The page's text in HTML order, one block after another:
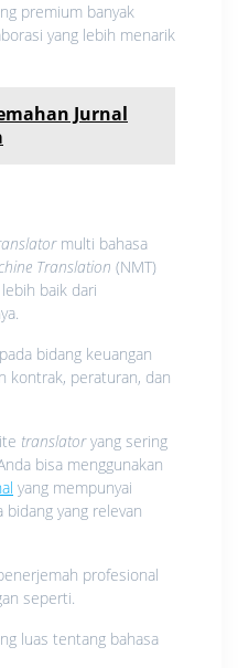
premium banyak
yang lebih menarik
Jurnal
multi bahasa
Translation (NMT)
baik dari
bidang keuangan
kontrak, peraturan, dan
translatoryang sering
bisa menggunakan
yang mempunyai
bidang yang relevan
profesional
seperti.
luas tentang bahasa